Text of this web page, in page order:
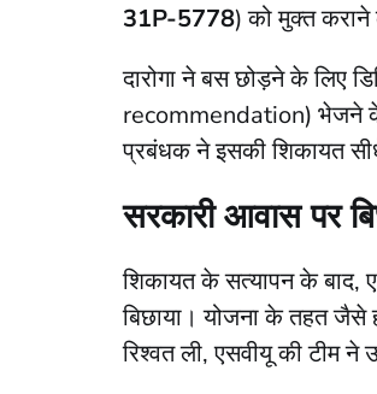
31P-5778) को मुक्त कराने
​दारोगा ने बस छोड़ने के लिए
recommendation) भेजने
प्रबंधक ने इसकी शिकायत
सरकारी आवास पर
​शिकायत के सत्यापन के बाद,
बिछाया। योजना के तहत जैसे
रिश्वत ली, एसवीयू की टीम ने